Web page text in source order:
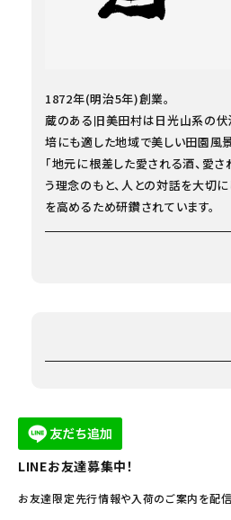
1872年(明治5年)創業。
蔵のある旧美田村は日光山系の伏
培にも適した地域で美しい田園風
「地元に根差した愛される酒、愛
う理念のもと、人との対話を大切
を高めるため研鑽されています。
LINEお友達募集中！
お友達限定先行情報や入荷のご案内を配信